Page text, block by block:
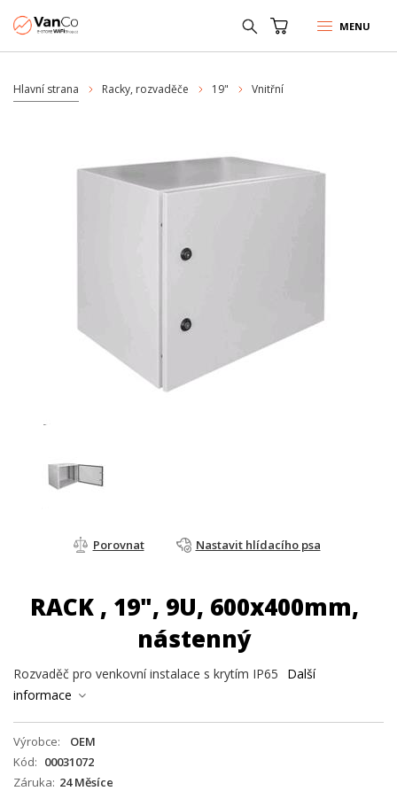
MENU
Hlavní strana Racky, rozvaděče 19" Vnitřní
Porovnat Nastavit hlídacího psa
RACK , 19", 9U, 600x400mm,
nástenný
Rozvaděč pro venkovní instalace s krytím IP65
Další
informace
Výrobce
OEM
Kód
00031072
Záruka 24 Měsíce